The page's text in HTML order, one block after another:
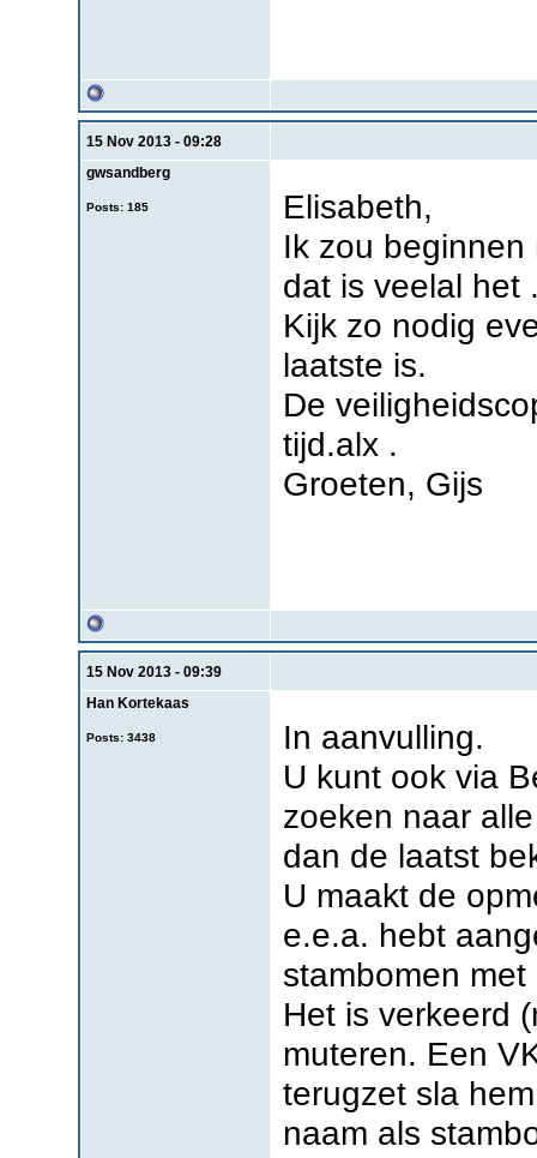
15 Nov 2013 - 09:28
gwsandberg
Posts: 185
Elisabeth,
Ik zou
dat is veelal het
Kijk zo nodig
laatste is.
De
tijd.alx .
Groeten, Gijs
15 Nov 2013 - 09:39
Han Kortekaas
Posts: 3438
In aanvulling.
U kunt ook via
zoeken naar
dan de laatst
U maakt de
e.e.a. hebt
stambomen
Het is verkeerd
muteren. Een
terugzet sla
naam als